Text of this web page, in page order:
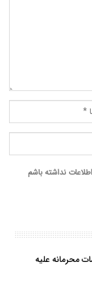
نداشته باشم
محرمانه علیه